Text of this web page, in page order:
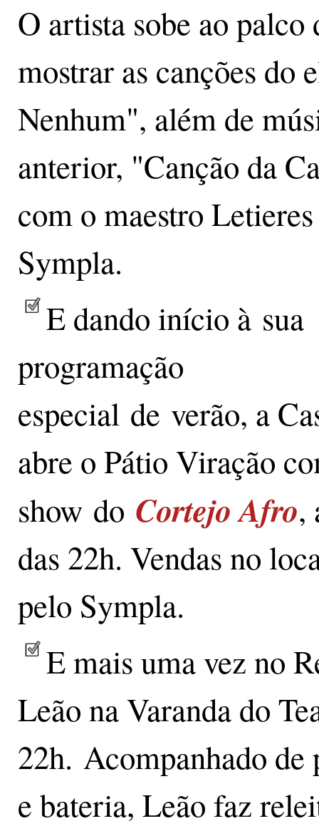
O artista sobe ao
mostrar as canções do
Nenhum", além de
anterior, "Canção da
com o maestro
Sympla.
E dando início à sua
programação
especial de verão, a
abre o Pátio Viração
show do Cortejo Afro,
das 22h. Vendas no
pelo Sympla.
E mais uma vez no
Leão na Varanda do
22h. Acompanhado de
e bateria, Leão faz